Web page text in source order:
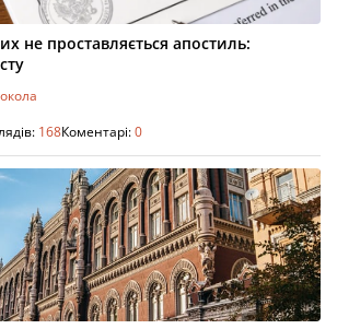
не проставляється апостиль:
168Коментарі:0